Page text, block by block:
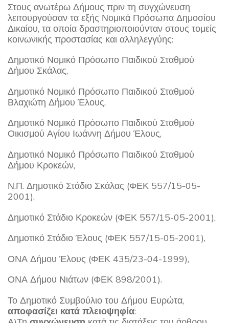
Στους ανωτέρω Δήμους πριν τη συγχώνευση
λειτουργούσαν τα εξής Νομικά Πρόσωπα Δημοσίου
Δικαίου, τα οποία δραστηριοποιούνταν στους τομείς
κοινωνικής προστασίας και αλληλεγγύης:
Δημοτικό Νομικό Πρόσωπο Παιδικού Σταθμού
Δήμου Σκάλας,
Δημοτικό Νομικό Πρόσωπο Παιδικού Σταθμού
Βλαχιώτη Δήμου Έλους,
Δημοτικό Νομικό Πρόσωπο Παιδικού Σταθμού
Οικισμού Αγίου Ιωάννη Δήμου Έλους,
Δημοτικό Νομικό Πρόσωπο Παιδικού Σταθμού
Δήμου Κροκεών,
Ν.Π. Δημοτικό Στάδιο Σκάλας (ΦΕΚ 557/15-05-
2001),
Δημοτικό Στάδιο Κροκεών (ΦΕΚ 557/15-05-2001),
Δημοτικό Στάδιο Έλους (ΦΕΚ 557/15-05-2001),
ΟΝΑ Δήμου Έλους (ΦΕΚ 435/23-04-1999),
ΟΝΑ Δήμου Νιάτων (ΦΕΚ 898/2001).
Το Δημοτικό Συμβούλιο του Δήμου Ευρώτα,
αποφασίζει κατά πλειοψηφία: